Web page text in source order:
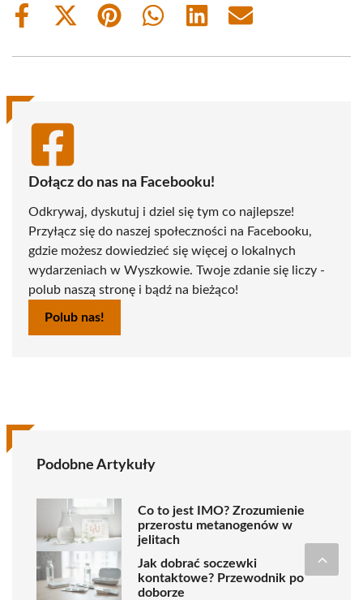
Share
Share
(Twitter)
Share
Share
Share
Share
Dołącz do nas na Facebooku!
Odkrywaj, dyskutuj i dziel się tym co najlepsze!
Przyłącz się do naszej społeczności na Facebooku,
gdzie możesz dowiedzieć się więcej o lokalnych
wydarzeniach w Wyszkowie. Twoje zdanie się liczy -
polub naszą stronę i bądź na bieżąco!
Polub nas!
Podobne Artykuły
Co to jest IMO? Zrozumienie
przerostu metanogenów w
jelitach
Jak dobrać soczewki
kontaktowe? Przewodnik po
doborze